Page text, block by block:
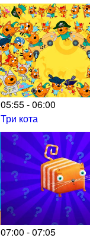
05:55 - 06:00
Три кота
07:00 - 07:05